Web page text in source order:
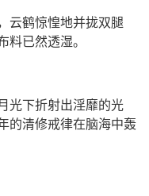
云鹤惊惶地并拢双腿
已然透湿。
光下折射出淫靡的光
的清修戒律在脑海中轰